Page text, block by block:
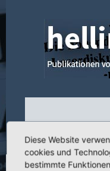
Diese Website
cookies und
bestimmte